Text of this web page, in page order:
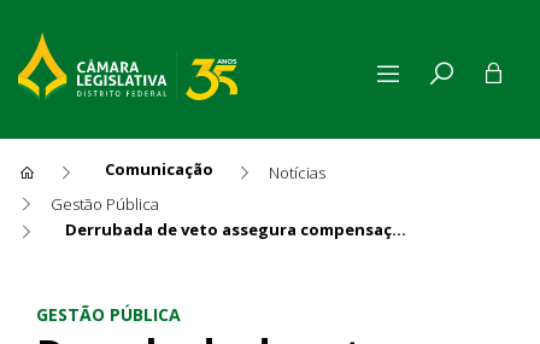
Comunicação
Notícias
Gestão Pública
Derrubada de veto assegura compensação por trabalho aos finais de semana da Defensoria Pública
GESTÃO PÚBLICA